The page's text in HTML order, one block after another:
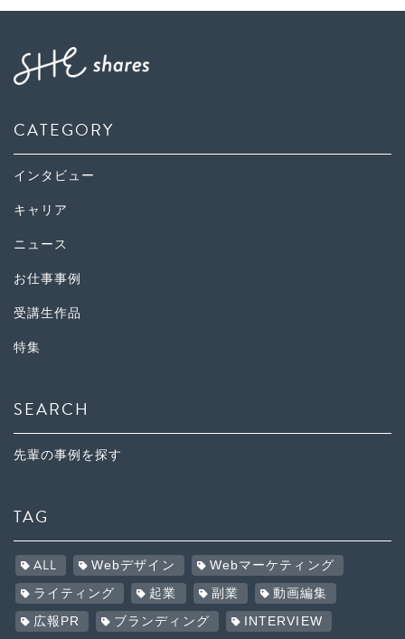
CATEGORY
インタビュー
キャリア
ニュース
お仕事事例
受講生作品
特集
SEARCH
先輩の事例を探す
TAG
ALL Webデザイン Webマーケティング
ライティング 起業 副業 動画編集
広報PR ブランディング INTERVIEW